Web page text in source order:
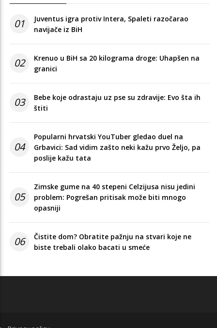
01
Juventus igra protiv Intera, Spaleti razočarao
navijače iz BiH
02
Krenuo u BiH sa 20 kilograma droge: Uhapšen na
granici
03
Bebe koje odrastaju uz pse su zdravije: Evo šta ih
štiti
04
Popularni hrvatski YouTuber gledao duel na
Grbavici: Sad vidim zašto neki kažu prvo Željo, pa
poslije kažu tata
05
Zimske gume na 40 stepeni Celzijusa nisu jedini
problem: Pogrešan pritisak može biti mnogo
opasniji
06
Čistite dom? Obratite pažnju na stvari koje ne
biste trebali olako bacati u smeće